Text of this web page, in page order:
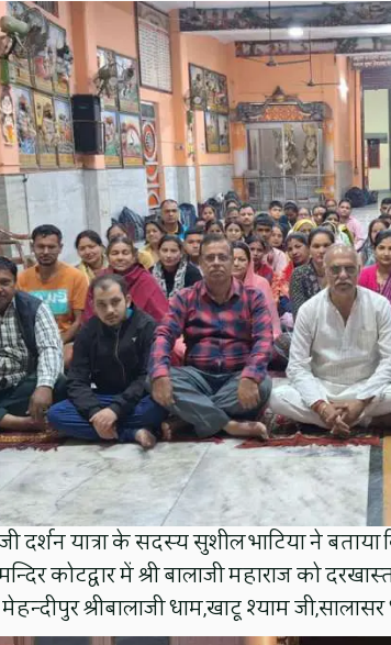
दर्शन यात्रा के सदस्य सुशील भाटिया ने बताया
मन्दिर कोटद्वार में श्री बालाजी महाराज को
श्रीबालाजी धाम,खाटू श्याम